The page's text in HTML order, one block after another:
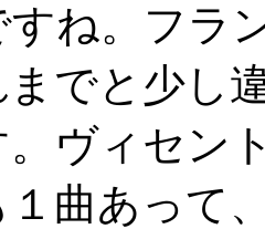
すね。フラ
でと少し
ヴィセン
曲あって